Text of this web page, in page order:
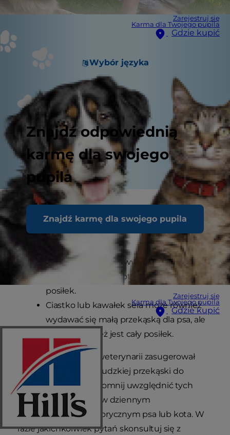
Zarejestruj się
Karma dla Twojego pupila
Gdzie kupić
Wybór języka
Znajdź odpowiednią
karmę dla swojego
pupila
Znajdź karmę dla swojego pupila
Zarejestruj się
Karma dla Twojego pupila
Gdzie kupić
Kawałek sera może wydawać się małą
przekąską, ale dla kota stanowi on cały
posiłek.
Ciastko lub kawałek sera może również
wydawać się małą przekąską dla psa, ale
dla niego to też jest cały posiłek.
UWAGA: Jeśli lekarz weterynarii zasugerował
użycie sera lub innej ludzkiej przekąski do
podania leku, nie zapomnij uwzględnić tych
dodatkowych kalorii w dziennym
zapotrzebowaniu kalorycznym psa lub kota. W
razie jakichkolwiek pytań skonsultuj się z